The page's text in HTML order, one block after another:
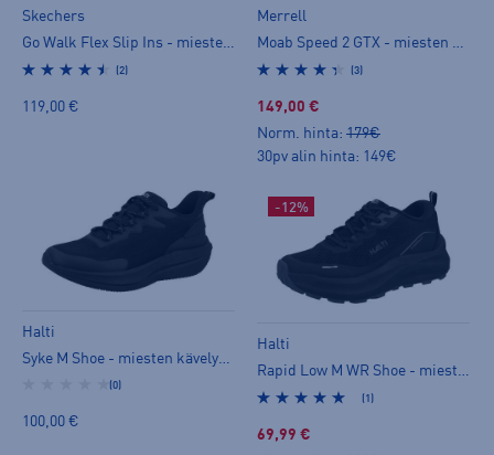
Skechers
Go Walk Flex Slip Ins - miesten kävelykengät
(2)
119,00 €
Merrell
Moab Speed 2 GTX - miesten kävelykengät
(3)
149,00 €
Norm. hinta: 179€
30pv alin hinta: 149€
Halti
(0)
100,00 €
-12%
Halti
Rapid Low M WR Shoe - miesten kävelykengät
(1)
69,99 €